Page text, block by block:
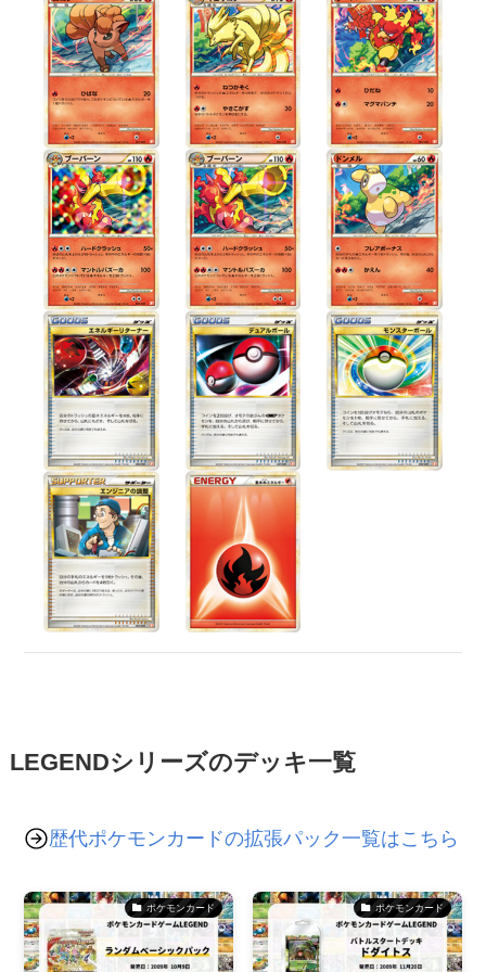
LEGENDシリーズのデッキ一覧
歴代ポケモンカードの拡張パック一覧はこちら
ポケモンカード ポケモンカード